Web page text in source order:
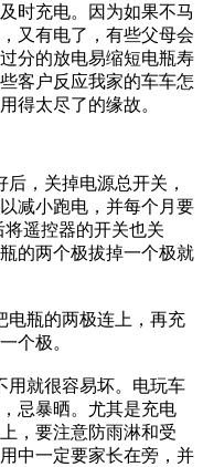
时充电。因为如果不马
又有电了，有些父母会
分的放电易缩短电瓶寿
客户反应我家的车车怎
得太尽了的缘故。
，关掉电源总开关，
减小跑电，并每个月要
遥控器的开关也关
的两个极拔掉一个极就
瓶的两极连上，再充
个极。
就很容易坏。电玩车
忌暴晒。尤其是充电
，要注意防雨淋和受
中一定要家长在旁，并